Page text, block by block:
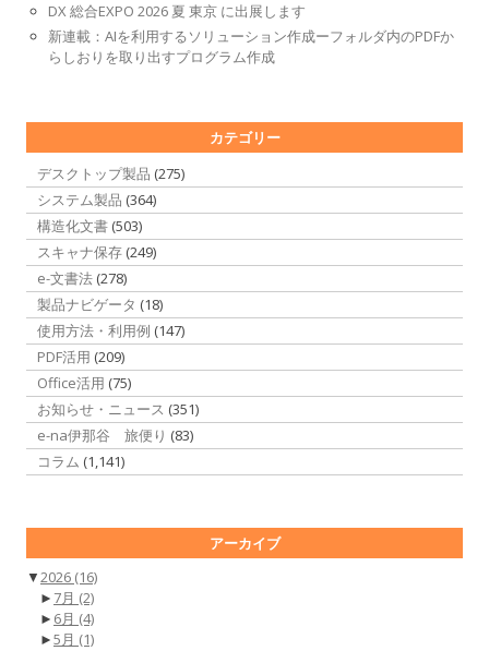
DX 総合EXPO 2026 夏 東京 に出展します
新連載：AIを利用するソリューション作成ーフォルダ内のPDFか
らしおりを取り出すプログラム作成
カテゴリー
デスクトップ製品 (275)
システム製品 (364)
構造化文書 (503)
スキャナ保存 (249)
e-文書法 (278)
製品ナビゲータ (18)
使用方法・利用例 (147)
PDF活用 (209)
Office活用 (75)
お知らせ・ニュース (351)
e-na伊那谷 旅便り (83)
コラム (1,141)
アーカイブ
▼2026 (16)
► 7月 (2)
► 6月 (4)
►5月 (1)